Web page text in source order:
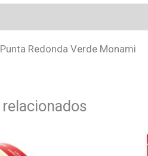
Redonda Verde Monami